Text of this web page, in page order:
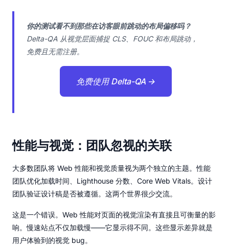
你的测试看不到那些在访客眼前跳动的布局偏移吗？
Delta-QA 从视觉层面捕捉 CLS、FOUC 和布局跳动，
免费且无需注册。
免费使用 Delta-QA →
性能与视觉：团队忽视的关联
大多数团队将 Web 性能和视觉质量视为两个独立的主题。性能
团队优化加载时间、Lighthouse 分数、Core Web Vitals。设计
团队验证设计稿是否被遵循。这两个世界很少交流。
这是一个错误。Web 性能对页面的视觉渲染有直接且可衡量的影
响。慢速站点不仅加载慢——它显示得不同。这些显示差异就是
用户体验到的视觉 bug。